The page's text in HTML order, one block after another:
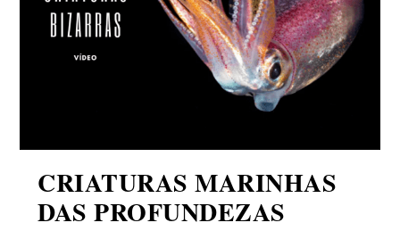
CRIATURAS MARINHAS
DAS PROFUNDEZAS